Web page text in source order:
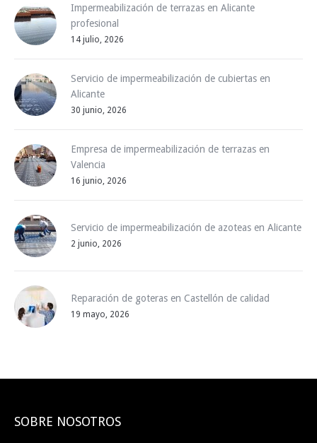
Impermeabilización de terrazas en Alicante
profesional
14 julio, 2026
Servicio de impermeabilización de cubiertas en
Alicante
30 junio, 2026
Empresa de impermeabilización de terrazas en
Valencia
16 junio, 2026
Servicio de impermeabilización de azoteas en Alicante
2 junio, 2026
Reparación de goteras en Castellón de calidad
19 mayo, 2026
SOBRE NOSOTROS